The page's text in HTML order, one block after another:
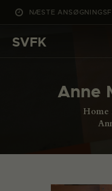
NÆSTE
SVFK
Anne
Home
DET SKER
CHANNEL